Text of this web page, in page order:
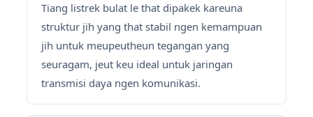
Tiang listrek bulat le that dipakek kareuna
struktur jih yang that stabil ngen kemampuan
jih untuk meupeutheun tegangan yang
seuragam, jeut keu ideal untuk jaringan
transmisi daya ngen komunikasi.